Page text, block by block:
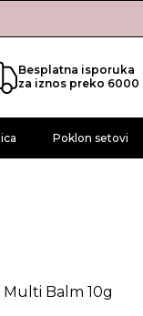
Besplatna isporuka
za iznos preko 6000
Poklon setovi
Balm 10g